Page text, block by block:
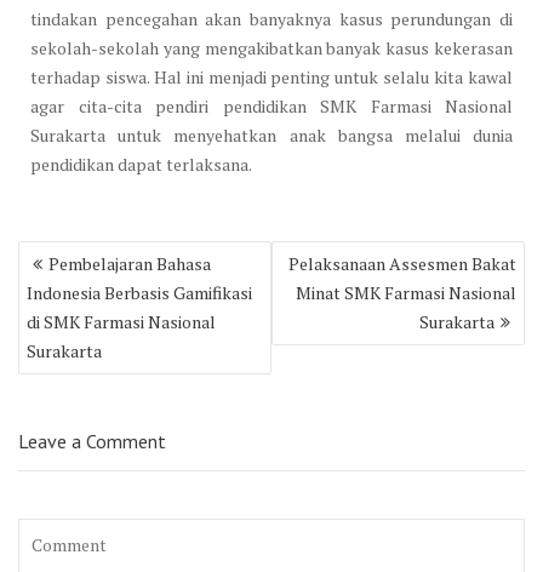
tindakan pencegahan akan banyaknya kasus perundungan di
sekolah-sekolah yang mengakibatkan banyak kasus kekerasan
terhadap siswa. Hal ini menjadi penting untuk selalu kita kawal
agar cita-cita pendiri pendidikan SMK Farmasi Nasional
Surakarta untuk menyehatkan anak bangsa melalui dunia
pendidikan dapat terlaksana.
Post
navigation
Pembelajaran Bahasa
Indonesia Berbasis Gamifikasi
di SMK Farmasi Nasional
Surakarta
Pelaksanaan Assesmen Bakat
Minat SMK Farmasi Nasional
Surakarta
Leave a Comment